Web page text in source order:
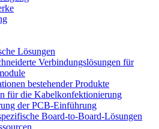
Lösungen
Verbindungslösungen für
bestehender Produkte
für die Kabelkonfektionierung
der PCB-Einführung
Board-to-Board-Lösungen